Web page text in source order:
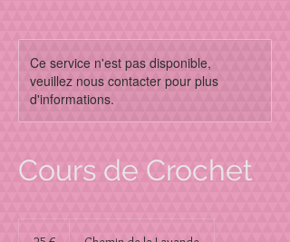
Ce service n'est pas disponible,
veuillez nous contacter pour plus
d'informations.
Cours de Crochet